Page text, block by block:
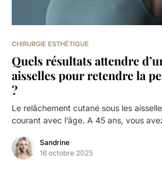
CHIRURGIE ESTHÉTIQUE
Quels résultats attendre
aisselles pour retendre la
?
Le relâchement cutané sous les
courant avec l’âge. A 45 ans, vous
Sandrine
16 octobre 2025